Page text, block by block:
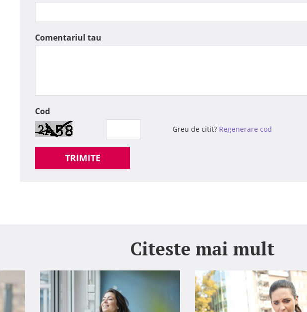
Comentariul tau
Cod
Greu de citit? Regenerare cod
TRIMITE
Citeste mai mult